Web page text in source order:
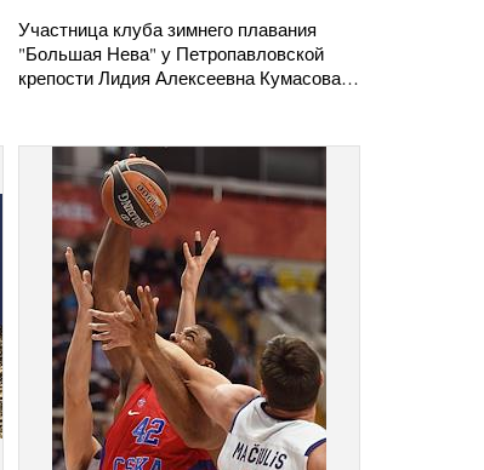
Участница клуба зимнего плавания
"Большая Нева" у Петропавловской
крепости Лидия Алексеевна Кумасова…